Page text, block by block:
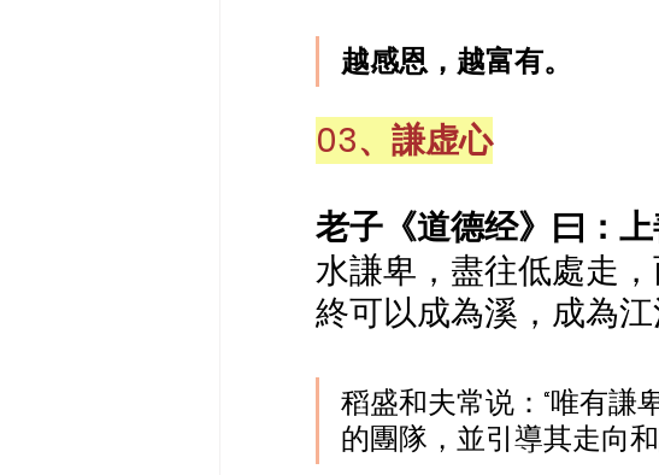
越感恩，越富有。
03、謙虚心
老子《道德经》曰：上
水謙卑，盡往低處走
終可以成為溪，成為江
稻盛和夫常说：“唯有謙
的團隊，並引導其走向